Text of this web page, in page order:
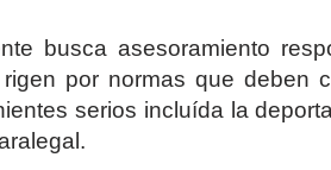
busca asesoramiento
por normas que deben
serios incluída la